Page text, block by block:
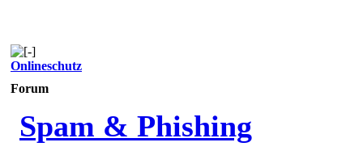
Onlineschutz
Forum
Spam & Phishing